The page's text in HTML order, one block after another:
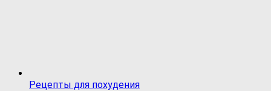
Рецепты для похудения